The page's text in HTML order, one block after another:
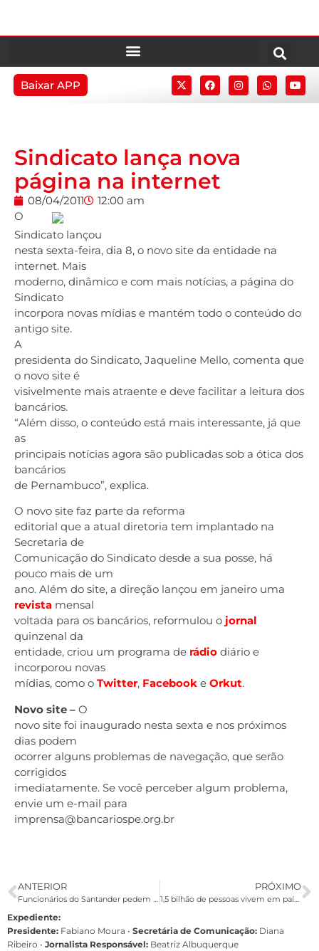
Baixar APP
Sindicato lança nova
página na internet
08/04/2011
12:00 am
O
Sindicato lançou
nesta sexta-feira, dia 8, o novo site da entidade na
internet. Mais
moderno, dinâmico e com mais notícias, a página do
Sindicato
incorpora novas mídias e mantém todo o conteúdo do
antigo site.
A
presidenta do Sindicato, Jaqueline Mello, comenta que
o novo site é
visivelmente mais atraente e deve facilitar a leitura dos
bancários.
“Além disso, o conteúdo está mais interessante, já que
as
principais notícias agora são publicadas sob a ótica dos
bancários
de Pernambuco”, explica.
O novo site faz parte da reforma
editorial que a atual diretoria tem implantado na
Secretaria de
Comunicação do Sindicato desde a sua posse, há
pouco mais de um
ano. Além do site, a direção lançou em janeiro uma
revista mensal
voltada para os bancários, reformulou o jornal
quinzenal da
entidade, criou um programa de rádio diário e
incorporou novas
mídias, como o Twitter, Facebook e Orkut.
Novo site – O
novo site foi inaugurado nesta sexta e nos próximos
dias podem
ocorrer alguns problemas de navegação, que serão
corrigidos
imediatamente. Se você perceber algum problema,
envie um e-mail para
imprensa@bancariospe.org.br
ANTERIOR
Funcionários do Santander pedem socorro
PRÓXIMO
1,5 bilhão de pessoas vivem em países violentos
Expediente:
Presidente: Fabiano Moura • Secretária de Comunicação: Diana
Ribeiro • Jornalista Responsável: Beatriz Albuquerque